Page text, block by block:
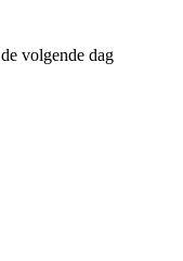
volgende dag